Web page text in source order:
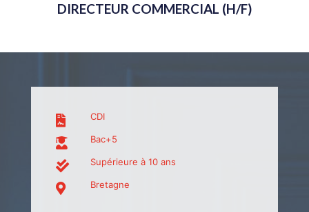
DIRECTEUR COMMERCIAL (H/F)
CDI
Bac+5
Supérieure à 10 ans
Bretagne